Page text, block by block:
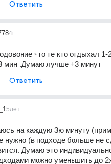
Ответить
4г
что те кто отдыхал
мин .Думаю лучше +3 минут
Ответить
5лет
на каждую 3ю минуту
нужно (в подходе больше не
Думаю это
можно уменьшить до